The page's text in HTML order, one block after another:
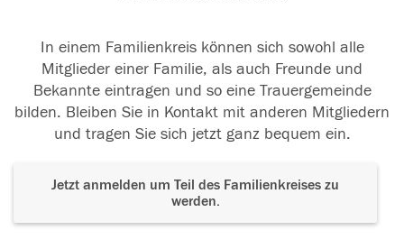
In einem Familienkreis können sich sowohl alle
Mitglieder einer Familie, als auch Freunde und
Bekannte eintragen und so eine Trauergemeinde
bilden. Bleiben Sie in Kontakt mit anderen Mitgliedern
und tragen Sie sich jetzt ganz bequem ein.
Jetzt anmelden um Teil des Familienkreises zu
werden.